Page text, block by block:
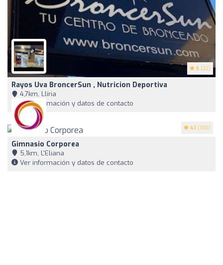
5 (22)
Rayos Uva BroncerSun , Nutricion Deportiva
4,7km, Llíria
Ver información y datos de contacto
4.1 (180)
Gimnasio Corporea
5,1km, L'Eliana
Ver información y datos de contacto